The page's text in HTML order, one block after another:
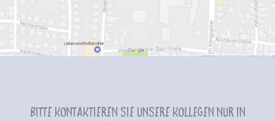
Bitte kontaktieren Sie unsere Kollegen nur in